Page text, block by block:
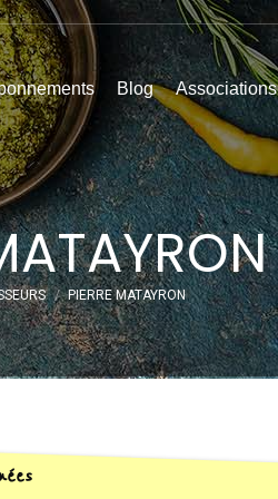
Blog Associations
PIERRE MATAYRON